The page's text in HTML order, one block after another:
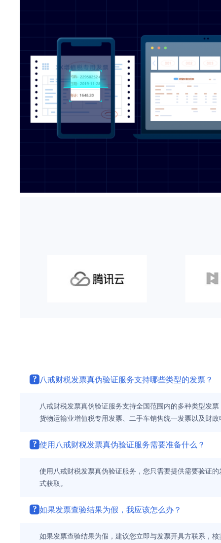
? 八戒财税发票真伪验证服务支持哪些类型的发票？
八戒财税发票真伪验证服务支持全国范围内的多种类型发
货物运输业增值税专用发票、二手车销售统一发票以及财
? 使用八戒财税发票真伪验证服务需要准备什么？
使用八戒财税发票真伪验证服务，您只需要提供需要验证
式获取。
? 如果发票查验结果为假，我应该怎么办？
如果发票查验结果为假，建议您立即与发票开具方联系，